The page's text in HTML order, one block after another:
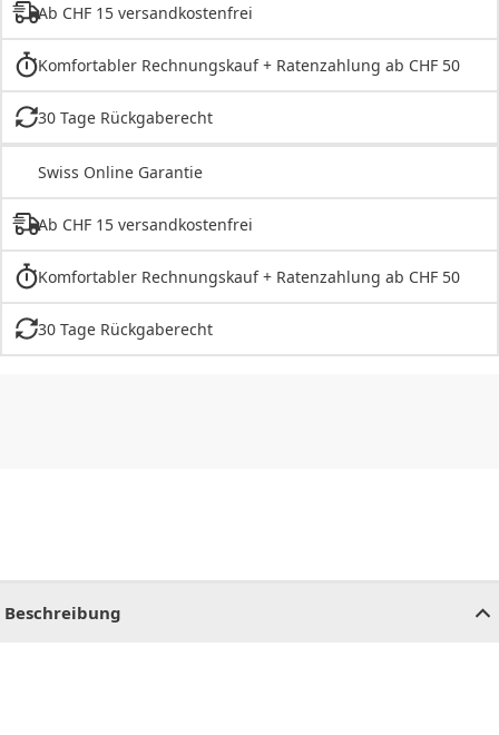
Ab CHF 15 versandkostenfrei
Komfortabler Rechnungskauf + Ratenzahlung ab CHF 50
30 Tage Rückgaberecht
Swiss Online Garantie
Ab CHF 15 versandkostenfrei
Komfortabler Rechnungskauf + Ratenzahlung ab CHF 50
30 Tage Rückgaberecht
Beschreibung